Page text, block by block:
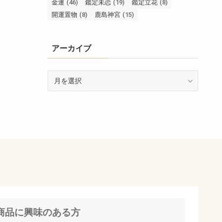
金運 (46) 鑑定未恋 (19) 鑑定立花 (8)
開運置物 (8) 鹿島神宮 (15)
アーカイブ
品に興味のある方